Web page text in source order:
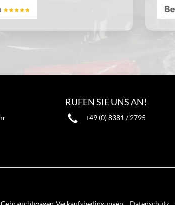
RUFEN SIE UNS AN!
+49 (0) 8381 / 2795